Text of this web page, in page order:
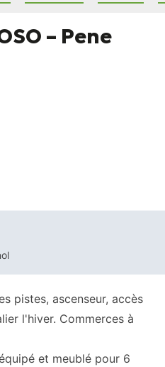
– Pene
pistes, ascenseur, accès
l'hiver. Commerces à
et meublé pour 6